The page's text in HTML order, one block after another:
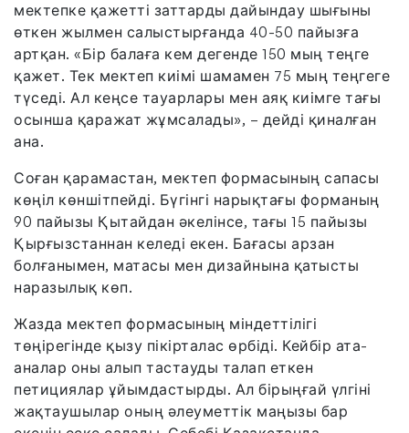
мектепке қажетті заттарды дайындау шығыны
өткен жылмен салыстырғанда 40-50 пайызға
артқан. «Бір балаға кем дегенде 150 мың теңге
қажет. Тек мектеп киімі шамамен 75 мың теңгеге
түседі. Ал кеңсе тауарлары мен аяқ киімге тағы
осынша қаражат жұмсалады», – дейді қиналған
ана.
Соған қарамастан, мектеп формасының сапасы
көңіл көншітпейді. Бүгінгі нарықтағы форманың
90 пайызы Қытайдан әкелінсе, тағы 15 пайызы
Қырғызстаннан келеді екен. Бағасы арзан
болғанымен, матасы мен дизайнына қатысты
наразылық көп.
Жазда мектеп формасының міндеттілігі
төңірегінде қызу пікірталас өрбіді. Кейбір ата-
аналар оны алып тастауды талап еткен
петициялар ұйымдастырды. Ал бірыңғай үлгіні
жақтаушылар оның әлеуметтік маңызы бар